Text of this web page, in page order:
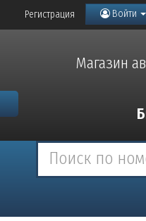
Регистрация Войти
Магазин